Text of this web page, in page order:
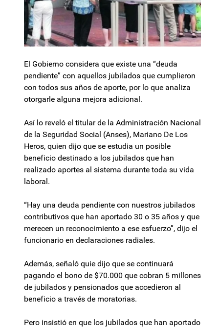
El Gobierno considera que existe una “deuda
pendiente” con aquellos jubilados que cumplieron
con todos sus años de aporte, por lo que analiza
otorgarle alguna mejora adicional.
Así lo reveló el titular de la Administración Nacional
de la Seguridad Social (Anses), Mariano De Los
Heros, quien dijo que se estudia un posible
beneficio destinado a los jubilados que han
realizado aportes al sistema durante toda su vida
laboral.
“Hay una deuda pendiente con nuestros jubilados
contributivos que han aportado 30 o 35 años y que
merecen un reconocimiento a ese esfuerzo”, dijo el
funcionario en declaraciones radiales.
Además, señaló quie dijo que se continuará
pagando el bono de $70.000 que cobran 5 millones
de jubilados y pensionados que accedieron al
beneficio a través de moratorias.
Pero insistió en que los jubilados que han aportado